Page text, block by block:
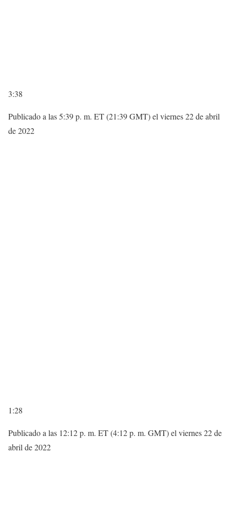
3:38
Publicado a las 5:39 p. m. ET (21:39 GMT) el viernes 22 de abril
de 2022
1:28
Publicado a las 12:12 p. m. ET (4:12 p. m. GMT) el viernes 22 de
abril de 2022